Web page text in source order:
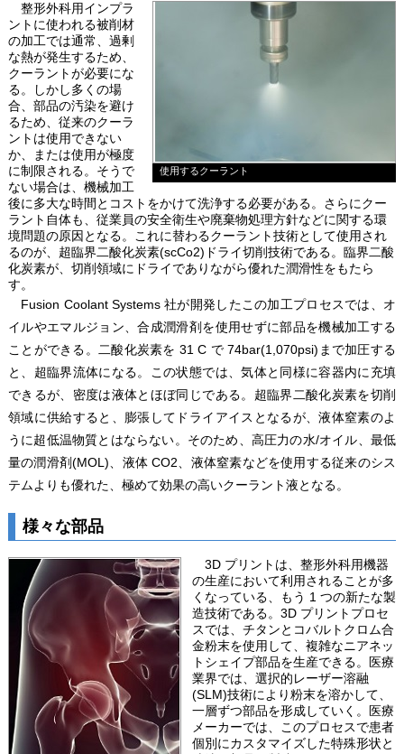
使用するクーラント
整形外科用インプラ
ントに使われる被削材
の加工では通常、過剰
な熱が発生するため、
クーラントが必要にな
る。しかし多くの場
合、部品の汚染を避け
るため、従来のクーラ
ントは使用できない
か、または使用が極度
に制限される。そうで
ない場合は、機械加工
後に多大な時間とコストをかけて洗浄する必要がある。さらにクー
ラント自体も、従業員の安全衛生や廃棄物処理方針などに関する環
境問題の原因となる。これに替わるクーラント技術として使用され
るのが、超臨界二酸化炭素(scCo2)ドライ切削技術である。臨界二酸
化炭素が、切削領域にドライでありながら優れた潤滑性をもたら
す。
Fusion Coolant Systems 社が開発したこの加工プロセスでは、オ
イルやエマルジョン、合成潤滑剤を使用せずに部品を機械加工する
ことができる。二酸化炭素を 31 C で 74bar(1,070psi)まで加圧する
と、超臨界流体になる。この状態では、気体と同様に容器内に充填
できるが、密度は液体とほぼ同じである。超臨界二酸化炭素を切削
領域に供給すると、膨張してドライアイスとなるが、液体窒素のよ
うに超低温物質とはならない。そのため、高圧力の水/オイル、最低
量の潤滑剤(MOL)、液体 CO2、液体窒素などを使用する従来のシス
テムよりも優れた、極めて効果の高いクーラント液となる。
様々な部品
3D プリントは、整形外科用機器
の生産において利用されることが多
くなっている、もう 1 つの新たな製
造技術である。3D プリントプロセ
スでは、チタンとコバルトクロム合
金粉末を使用して、複雑なニアネッ
トシェイプ部品を生産できる。医療
業界では、選択的レーザー溶融
(SLM)技術により粉末を溶かして、
一層ずつ部品を形成していく。医療
メーカーでは、このプロセスで患者
個別にカスタマイズした特殊形状と